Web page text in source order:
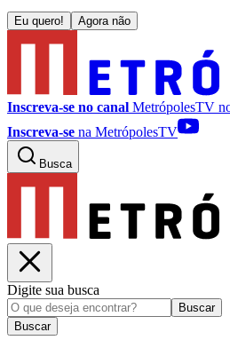
Eu quero! Agora não
Inscreva-se no canal MetrópolesTV
Inscreva-se na MetrópolesTV
Busca
Digite sua busca
Buscar
Buscar